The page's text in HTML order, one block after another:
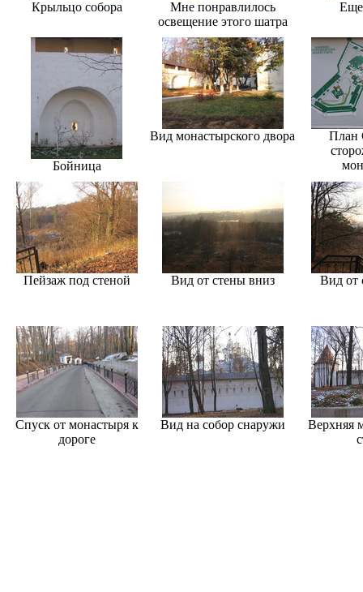
Крыльцо собора
Мне понравлилось
освещение этого шатра
Бойница
Вид монастырского двора
План
Пейзаж под стеной Вид от стены вниз Вид от
Спуск от монастыря к
дороге
Вид на собор снаружи
Верхняя